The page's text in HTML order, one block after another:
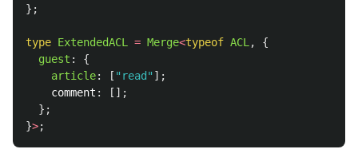
};
type ExtendedACL = Merge<typeof ACL ,
{
guest :
{
article: [ " read " ];
comment :
[];
};
}>;